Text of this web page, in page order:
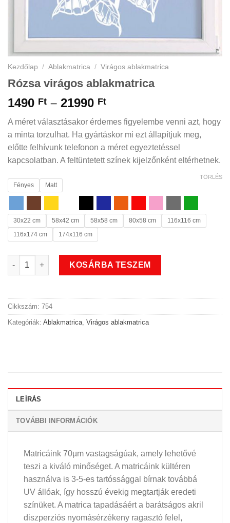
Kezdőlap / Ablakmatrica / Virágos ablakmatrica
Rózsa virágos ablakmatrica
1490 Ft – 21990 FtÁrtartomány:
-
21990 Ft
A méret választásakor érdemes figyelembe venni azt, hogy
a minta torzulhat. Ha gyártáskor mi ezt állapítjuk meg,
előtte felhívunk telefonon a méret egyeztetéssel
kapcsolatban. A feltüntetett színek kijelzőnként eltérhetnek.
Fényes Matt
30x22 cm 58x42 cm 58x58 cm 80x58 cm
116x116 cm
116x174 cm
174x116 cm
TÖRLÉS
Rózsa virágos ablakmatrica mennyiség
KOSÁRBA TESZEM
Cikkszám: 754
Kategóriák: Ablakmatrica Virágos ablakmatrica
LEÍRÁS
TOVÁBBI INFORMÁCIÓK
Matricáink 70µm vastagságúak, amely lehetővé
teszi a kiváló minőséget. A matricáink kültéren
használva is 3-5-es tartóssággal bírnak továbbá
UV állóak, így hosszú évekig megtartják eredeti
színüket. A matrica tapadásáért a barátságos akril
diszperziós nyomásérzékeny ragasztó felel,